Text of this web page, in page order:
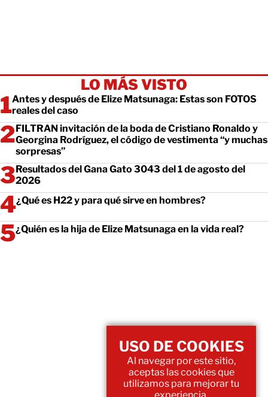
LO MÁS VISTO
Antes y después de Elize Matsunaga: Estas son FOTOS
reales del caso
FILTRAN invitación de la boda de Cristiano Ronaldo y
Georgina Rodríguez, el código de vestimenta “y muchas
sorpresas”
Resultados del Gana Gato 3043 del 1 de agosto del
2026
¿Qué es H22 y para qué sirve en hombres?
¿Quién es la hija de Elize Matsunaga en la vida real?
USO DE COOKIES
Al navegar por este sitio,
aceptas las cookies que
utilizamos para mejorar tu